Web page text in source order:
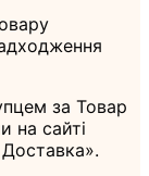
за Товар
на сайті
Доставка».